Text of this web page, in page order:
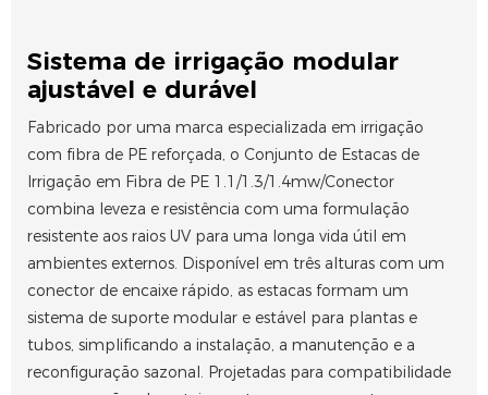
Sistema de irrigação modular
ajustável e durável
Fabricado por uma marca especializada em irrigação
com fibra de PE reforçada, o Conjunto de Estacas de
Irrigação em Fibra de PE 1.1/1.3/1.4mw/Conector
combina leveza e resistência com uma formulação
resistente aos raios UV para uma longa vida útil em
ambientes externos. Disponível em três alturas com um
conector de encaixe rápido, as estacas formam um
sistema de suporte modular e estável para plantas e
tubos, simplificando a instalação, a manutenção e a
reconfiguração sazonal. Projetadas para compatibilidade